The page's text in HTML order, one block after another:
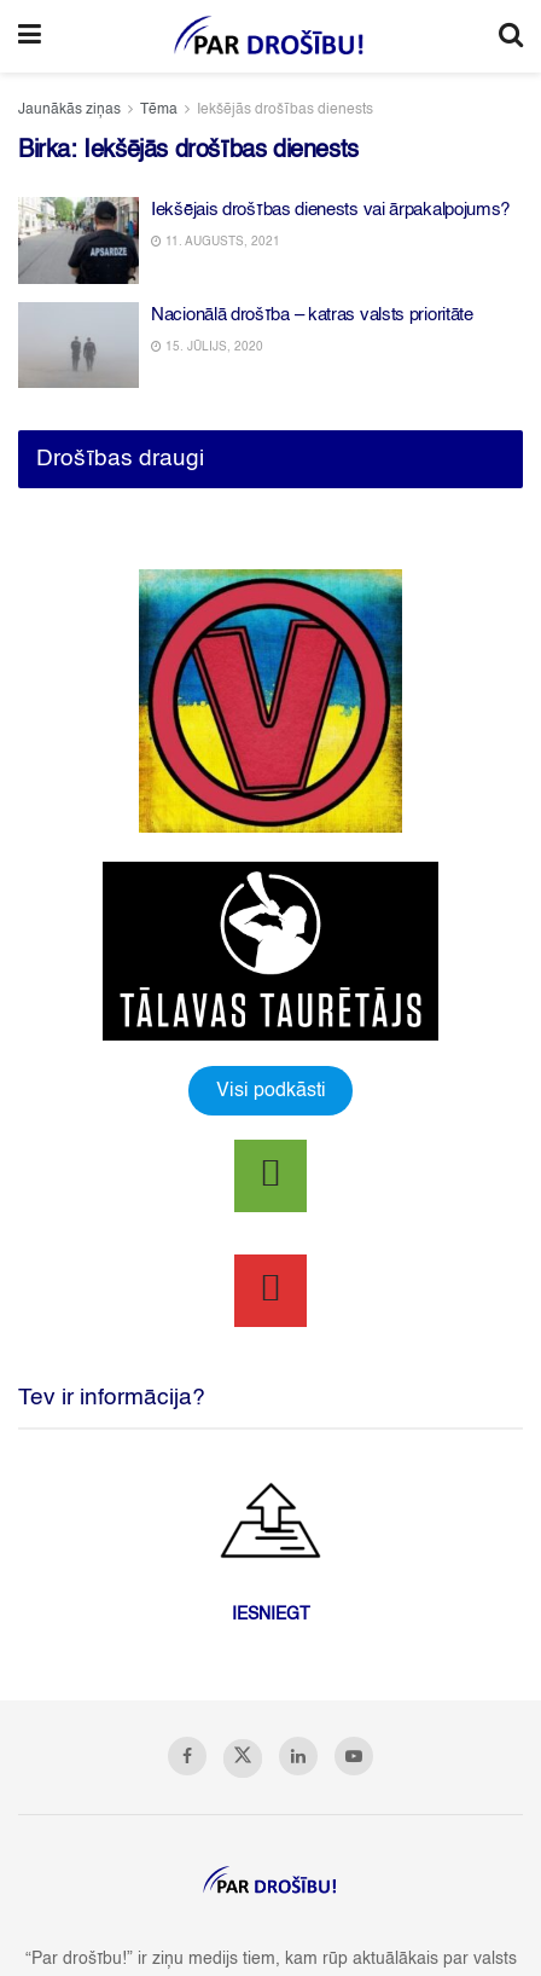
Jaunākās ziņas Tēma Iekšējās drošības dienests
Birka: Iekšējās drošības dienests
Iekšējais drošības dienests vai ārpakalpojums?
11. AUGUSTS, 2021
Nacionālā drošība – katras valsts prioritāte
15. JŪLIJS, 2020
Drošības draugi
Visi podkāsti
Tev ir informācija?
IESNIEGT
“Par drošību!” ir ziņu medijs tiem, kam rūp aktuālākais par valsts